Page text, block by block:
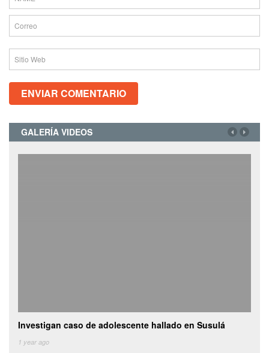
GALERÍA VIDEOS
Investigan caso de adolescente hallado en Susulá
1 year ago